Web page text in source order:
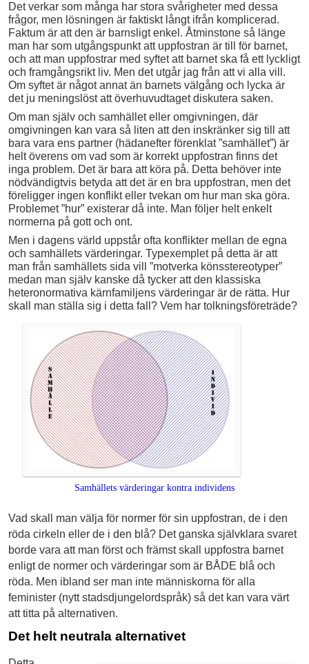
Det verkar som många har stora svårigheter med dessa
frågor, men lösningen är faktiskt långt ifrån komplicerad.
Faktum är att den är barnsligt enkel. Åtminstone så länge
man har som utgångspunkt att uppfostran är till för barnet,
och att man uppfostrar med syftet att barnet ska få ett lyckligt
och fram­gångs­rikt liv. Men det utgår jag från att vi alla vill.
Om syftet är något annat än barnets välgång och lycka är
det ju meningslöst att överhuvudtaget diskutera saken.
Om man själv och samhället eller omgivningen, där
omgivningen kan vara så liten att den inskränker sig till att
bara vara ens partner (hädanefter förenklat ”samhället”) är
helt överens om vad som är korrekt uppfostran finns det
inga problem. Det är bara att köra på. Detta behöver inte
nödvändigtvis betyda att det är en bra uppfostran, men det
föreligger ingen konflikt eller tvekan om hur man ska göra.
Problemet ”hur” existerar då inte. Man följer helt enkelt
normerna på gott och ont.
Men i dagens värld uppstår ofta konflikter mellan de egna
och samhällets värderingar. Typexemplet på detta är att
man från samhällets sida vill ”motverka könsstereotyper”
medan man själv kanske då tycker att den klassiska
heteronormativa kärnfamiljens värderingar är de rätta. Hur
skall man ställa sig i detta fall? Vem har tolkningsföreträde?
Samhällets värderingar kontra individens
Vad skall man välja för normer för sin uppfostran, de i den
röda cirkeln eller de i den blå? Det ganska självklara svaret
borde vara att man först och främst skall uppfostra barnet
enligt de normer och värderingar som är BÅDE blå och
röda. Men ibland ser man inte människorna för alla
feminister (nytt stadsdjungelordspråk) så det kan vara värt
att titta på alternativen.
Det helt neutrala alternativet